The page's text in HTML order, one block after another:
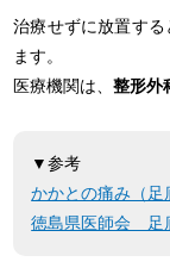
治療せずに放置する
ます。
医療機関は、整形外
▼参考
かかとの痛み（足
徳島県医師会 足